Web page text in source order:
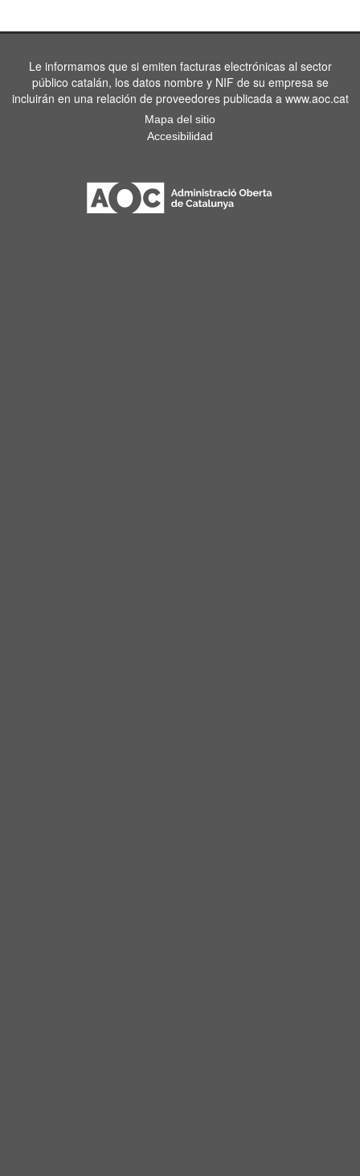
Le informamos que si emiten facturas electrónicas al sector
público catalán, los datos nombre y NIF de su empresa se
incluirán en una relación de proveedores publicada a www.aoc.cat
Mapa del sitio
Accesibilidad